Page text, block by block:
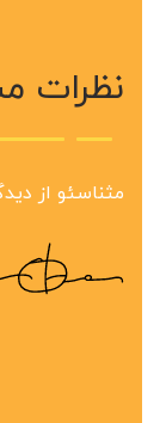
نظرات
مثناسئو از